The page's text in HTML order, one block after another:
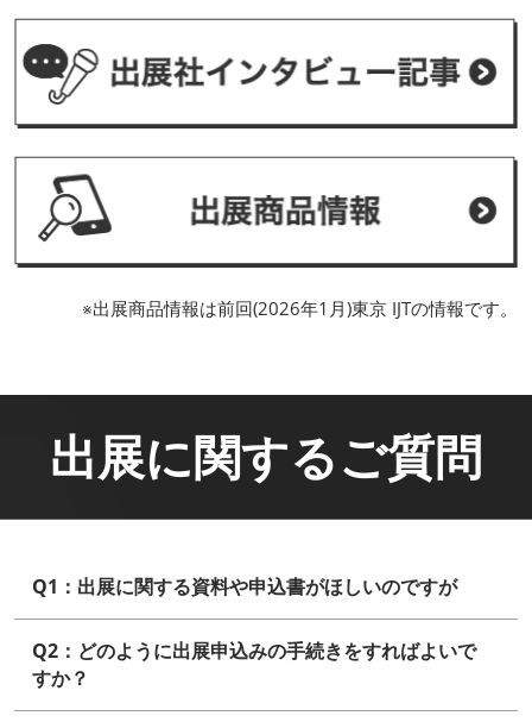
※出展商品情報は前回(2026年1月)東京 IJTの情報です。
出展に関するご質問
Q1：出展に関する資料や申込書がほしいのですが
Q2：どのように出展申込みの手続きをすればよいで
すか？